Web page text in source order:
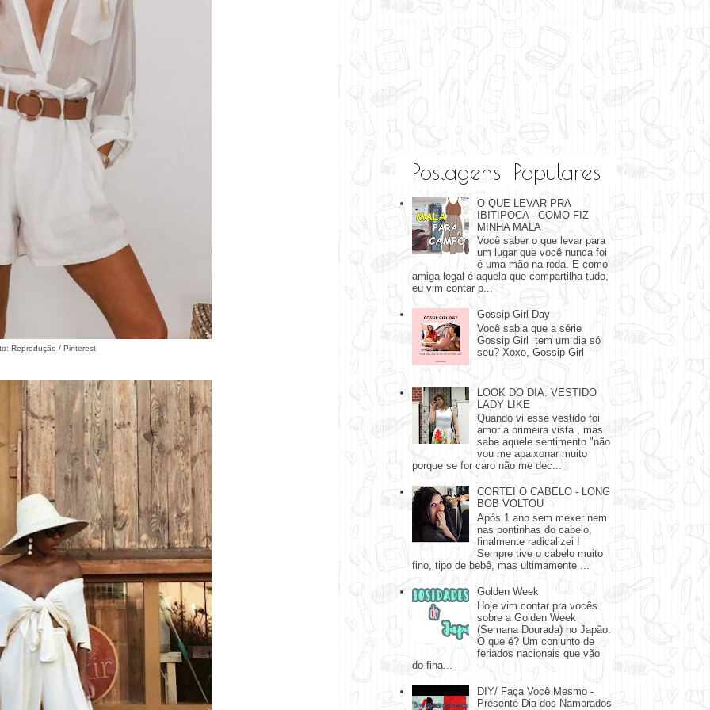
Reprodução / Pinterest
Postagens Populares
O QUE LEVAR PRA
IBITIPOCA - COMO FIZ
MINHA MALA
Você saber o que levar para
um lugar que você nunca foi
é uma mão na roda. E como
amiga legal é aquela que compartilha tudo,
eu vim contar p...
Gossip Girl Day
Você sabia que a série
Gossip Girl tem um dia só
seu? Xoxo, Gossip Girl
LOOK DO DIA: VESTIDO
LADY LIKE
Quando vi esse vestido foi
amor a primeira vista , mas
sabe aquele sentimento "não
vou me apaixonar muito
porque se for caro não me dec...
CORTEI O CABELO - LONG
BOB VOLTOU
Após 1 ano sem mexer nem
nas pontinhas do cabelo,
finalmente radicalizei !
Sempre tive o cabelo muito
fino, tipo de bebê, mas ultimamente ...
Golden Week
Hoje vim contar pra vocês
sobre a Golden Week
(Semana Dourada) no Japão.
O que é? Um conjunto de
feriados nacionais que vão
do fina...
DIY/ Faça Você Mesmo -
Presente Dia dos Namorados